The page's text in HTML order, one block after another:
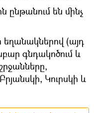
ընթանում են մինչ
(այդ
գնդակոծում և
Կուրսկի և